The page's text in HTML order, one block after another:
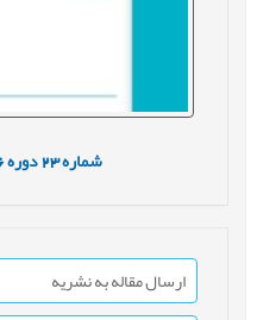
شماره23 دوره6
ارسال مقاله به نشریه